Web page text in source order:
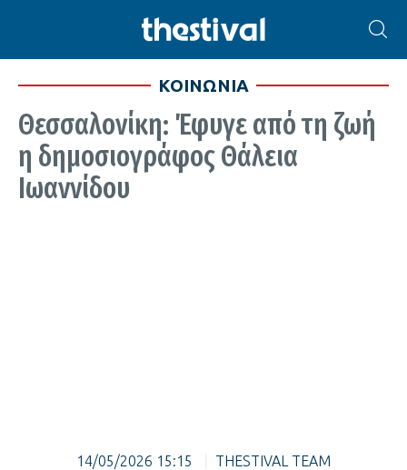
ΚΟΙΝΩΝΙΑ
Θεσσαλονίκη: Έφυγε από τη ζωή
η δημοσιογράφος Θάλεια
Ιωαννίδου
14/05/2026 15:15 THESTIVAL TEAM